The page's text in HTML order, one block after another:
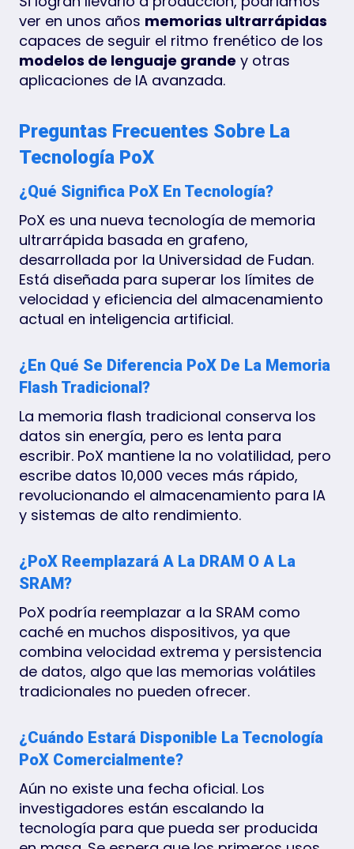
ver en unos años memorias ultrarrápidas
capaces de seguir el ritmo frenético de los
modelos de lenguaje grande y otras
aplicaciones de IA avanzada.
Preguntas Frecuentes Sobre La
Tecnología PoX
¿Qué Significa PoX En Tecnología?
PoX es una nueva tecnología de memoria
ultrarrápida basada en grafeno,
desarrollada por la Universidad de Fudan.
Está diseñada para superar los límites de
velocidad y eficiencia del almacenamiento
actual en inteligencia artificial.
¿En Qué Se Diferencia PoX De La Memoria
Flash Tradicional?
La memoria flash tradicional conserva los
datos sin energía, pero es lenta para
escribir. PoX mantiene la no volatilidad, pero
escribe datos 10,000 veces más rápido,
revolucionando el almacenamiento para IA
y sistemas de alto rendimiento.
¿PoX Reemplazará A La DRAM O A La
SRAM?
PoX podría reemplazar a la SRAM como
caché en muchos dispositivos, ya que
combina velocidad extrema y persistencia
de datos, algo que las memorias volátiles
tradicionales no pueden ofrecer.
¿Cuándo Estará Disponible La Tecnología
PoX Comercialmente?
Aún no existe una fecha oficial. Los
investigadores están escalando la
tecnología para que pueda ser producida